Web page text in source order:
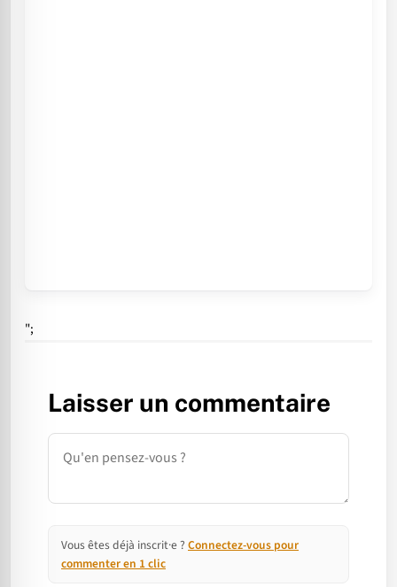
";
Laisser un commentaire
Commentaire
Vous êtes déjà inscrit·e ? Connectez-vous pour
commenter en 1 clic